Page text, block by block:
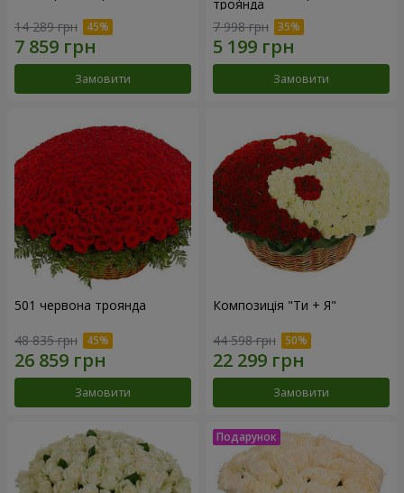
14 289 грн
Замовити
троянда
7 998 грн
Замовити
501 червона троянда
48 835 грн
Замовити
Композиція "Ти + Я"
44 598 грн
Замовити